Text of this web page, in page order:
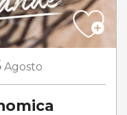
Agosto